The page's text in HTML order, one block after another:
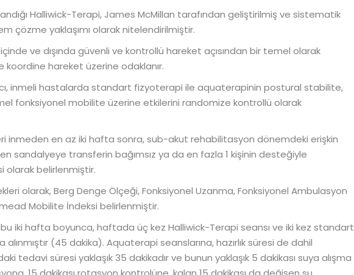
Halliwick-Terapi, James McMillan tarafından geliştirilmiş ve sistematik
çözme yaklaşımı olarak nitelendirilmiştir.
ve dışında güvenli ve kontrollü hareket açısından bir temel olarak
hareket üzerine odaklanır.
inmeli hastalarda standart fizyoterapi ile aquaterapinin postural stabilite,
fonksiyonel mobilite üzerine etkilerini randomize kontrollü olarak
inmeden en az iki hafta sonra, sub-akut rehabilitasyon dönemdeki erişkin
sandalyeye transferin bağımsız ya da en fazla 1 kişinin desteğiyle
olarak belirlenmiştir.
olarak, Berg Denge Ölçeği, Fonksiyonel Uzanma, Fonksiyonel Ambulasyon
Mobilite İndeksi belirlenmiştir.
iki hafta boyunca, haftada üç kez Halliwick-Terapi seansı ve iki kez standart
(45 dakika). Aquaterapi seanslarına, hazırlık süresi de dahil
tedavi süresi yaklaşık 35 dakikadır ve bunun yaklaşık 5 dakikası suya alışma